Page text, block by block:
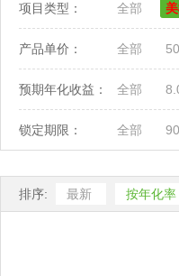
项目类型： 全部
产品单价： 全部
预期年化收益： 全部
锁定期限： 全部
排序: 最新 按年化率